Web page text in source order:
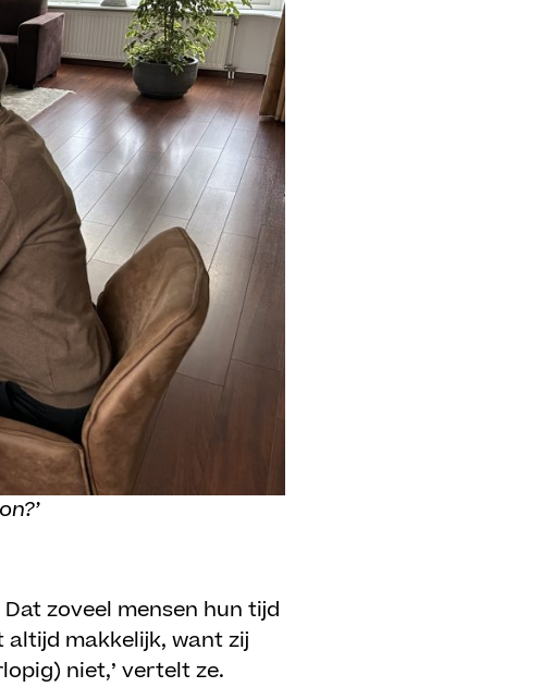
zoveel mensen hun tijd
altijd makkelijk, want zij
niet,’ vertelt ze.